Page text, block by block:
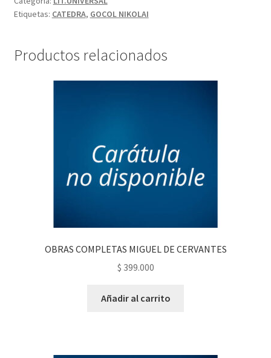
Tienda
Etiquetas: CATEDRA, GOCOL NIKOLAI
Productos relacionados
OBRAS COMPLETAS MIGUEL DE CERVANTES
$ 399.000
Añadir al carrito